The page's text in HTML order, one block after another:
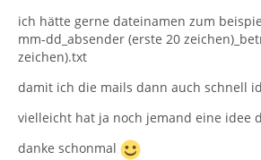
ich hätte gerne dateinamen zum
mm-dd_absender (erste 20
zeichen).txt
damit ich die mails dann auch schnell
vielleicht hat ja noch jemand eine idee
danke schonmal